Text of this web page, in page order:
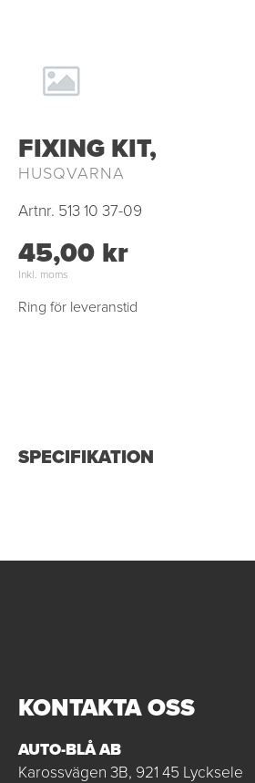
FIXING KIT,
HUSQVARNA
Artnr. 513 10 37-09
45,00 kr
Inkl. moms
Ring för leveranstid
SPECIFIKATION
KONTAKTA OSS
AUTO-BLÅ AB
Karossvägen 3B, 921 45 Lycksele